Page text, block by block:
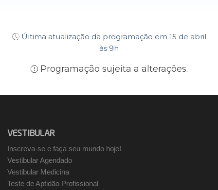
Última atualização da programação em 15 de abril
às 9h
Programação sujeita a alterações.
VESTIBULAR
Inscreva-se e faça seu mundo hoje!
Vestibular Agendado
Vestibular Medicina
Teste de Aptidão Profissional